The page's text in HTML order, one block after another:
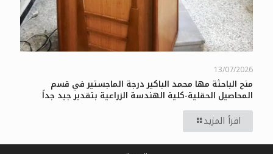
13/07/2026
منح الباحثة مها محمد الباكير درجة الماجستير في قسم
المحاصيل الحقلية-كلية الهندسة الزراعية بتقدير جيد جداً
اقرأ المزيد